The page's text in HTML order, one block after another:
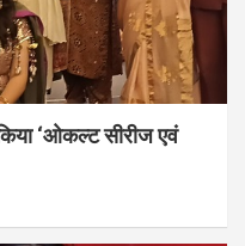
‘ओकल्ट सीरीज एवं